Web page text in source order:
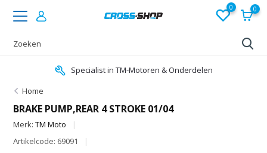
0 0
Specialist in TM-Motoren & Onderdelen
Home
BRAKE PUMP,REAR 4 STROKE 01/04
Merk:TM Moto
Artikelcode: 69091